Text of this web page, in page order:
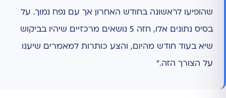
שהופיעו לראשונה בחודש האחרון אך עם נפח נמוך. על
בסיס נתונים אלו, חזה 5 נושאים מרכזיים שיהיו בביקוש
שיא בעוד חודש מהיום, והצע כותרות למאמרים שיענו
על הצורך הזה."